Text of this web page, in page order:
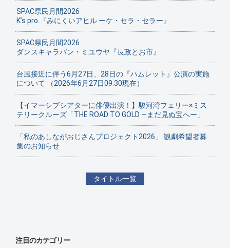
SPAC県民月間2026
K’s pro.『みにくいアヒル ーケ・セラ・セラー』
SPAC県民月間2026
ダンスキャラバン・ミユウヤ『長政とお市』
台風接近に伴う6月27日、28日の『ハムレット』公演の実施
について （2026年6月27日09:30現在）
【イマーシブシアターに俳優出演！】駿河湾フェリー×ミス
テリークルーズ「THE ROAD TO GOLD ―まだ見ぬ宝へー」
「私のあしながおじさんプロジェクト2026」 観劇希望者募
集のお知らせ
タイトル一覧
注目のカテゴリー